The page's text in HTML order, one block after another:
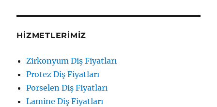
HIZMETLERIMIZ
Zirkonyum Diş Fiyatları
Protez Diş Fiyatları
Porselen Diş Fiyatları
Lamine Diş Fiyatları